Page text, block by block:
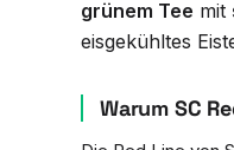
grünem Tee mit
eisgekühltes
Warum SC